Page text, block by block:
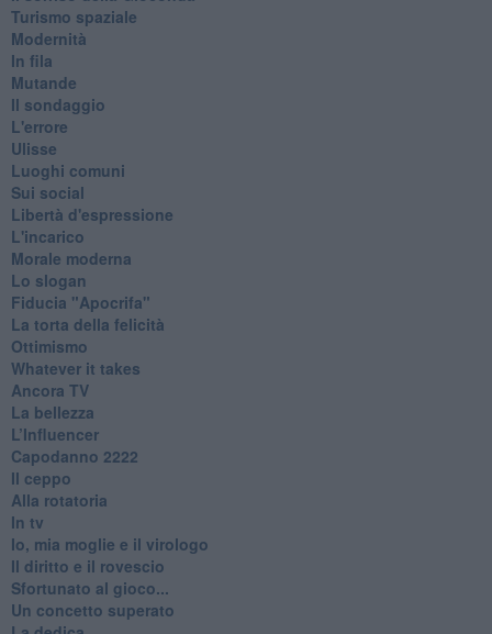
Turismo spaziale
Modernità
In fila
Mutande
Il sondaggio
L'errore
Ulisse
Luoghi comuni
Sui social
Libertà d'espressione
L'incarico
Morale moderna
Lo slogan
Fiducia "Apocrifa"
La torta della felicità
Ottimismo
Whatever it takes
Ancora TV
La bellezza
L’Influencer
​Capodanno 2222
Il ceppo
Alla rotatoria
In tv
Io, mia moglie e il virologo
Il diritto e il rovescio
Sfortunato al gioco...
Un concetto superato